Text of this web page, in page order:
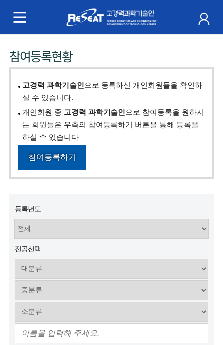
R
e
S
e
a
t
고
경
력
과
기
술
인
(
R
t
주
메
참여등록현황
고경력 과학기술인 으로 등록하신 개인회원들을 확인하
실 수 있습니다.
개인회원 중 고경력 과학기술인 으로 참여등록을 원하시
는 회원들은 우측의 참여등록하기 버튼을 통해 등록을
하실 수 있습니다
참여등록하기
등록년도
전공선택